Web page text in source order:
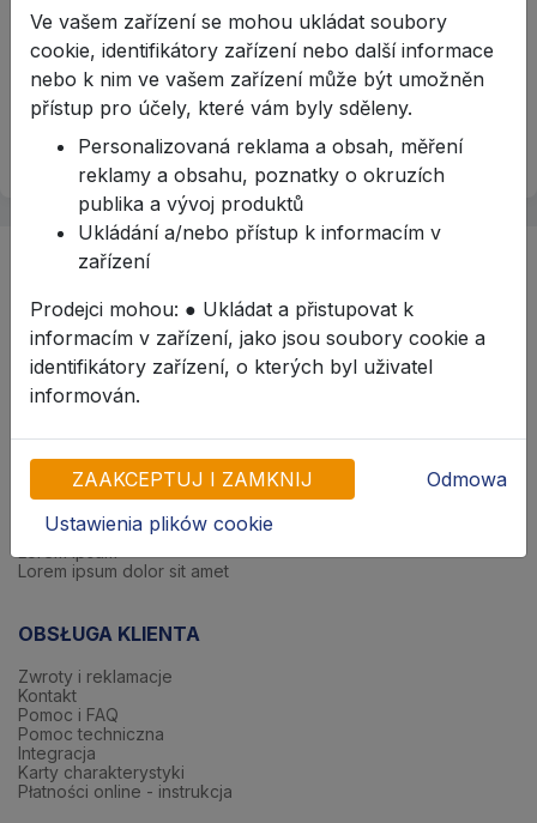
dostępu do sklepu internetowego.
Problem z logowaniem, zadzwoń:
+48 655 349 229
INFORMACJE
O nas
Producenci w ofercie
Dostosuj zgody
Polityka prywatności i cookies
Prawa autorskie
Regulamin
Lorem ipsum dolor sit amet
OBSŁUGA KLIENTA
Zwroty i reklamacje
Kontakt
Pomoc i FAQ
Pomoc techniczna
Integracja
Karty charakterystyki
Płatności online - instrukcja
Ve vašem zařízení se mohou ukládat soubory
cookie, identifikátory zařízení nebo další informace
nebo k nim ve vašem zařízení může být umožněn
přístup pro účely, které vám byly sděleny.
Personalizovaná reklama a obsah, měření
reklamy a obsahu, poznatky o okruzích
publika a vývoj produktů
Ukládání a/nebo přístup k informacím v
zařízení
Prodejci mohou: ● Ukládat a přistupovat k
informacím v zařízení, jako jsou soubory cookie a
identifikátory zařízení, o kterých byl uživatel
informován.
ZAAKCEPTUJ I ZAMKNIJ
Odmowa
Ustawienia plików cookie